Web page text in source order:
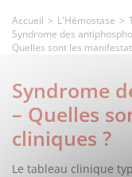
Accueil L'Hémostase
Syndrome des
Quelles sont les
Syndrome
– Quelles
cliniques ?
Le tableau clinique